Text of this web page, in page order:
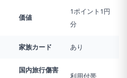
価値
1ポイント1円
分
家族カード あり
国内旅行傷害
利用付帯